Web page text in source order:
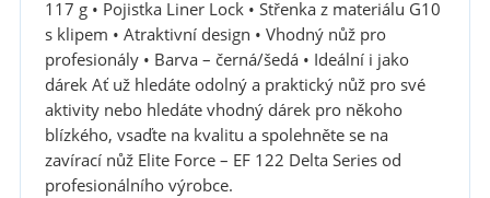
117 g • Pojistka Liner Lock • Střenka z materiálu G10
s klipem • Atraktivní design • Vhodný nůž pro
profesionály • Barva – černá/šedá • Ideální i jako
dárek Ať už hledáte odolný a praktický nůž pro své
aktivity nebo hledáte vhodný dárek pro někoho
blízkého, vsaďte na kvalitu a spolehněte se na
zavírací nůž Elite Force – EF 122 Delta Series od
profesionálního výrobce.